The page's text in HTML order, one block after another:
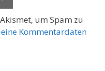
um Spam zu
Kommentardaten